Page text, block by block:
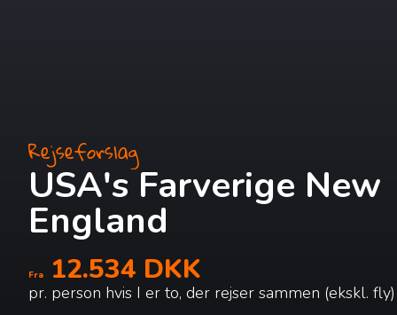
Rejseforslag
USA's Farverige New
England
Fra 12.534 DKK
pr. person hvis I er to, der rejser sammen (ekskl. fly)